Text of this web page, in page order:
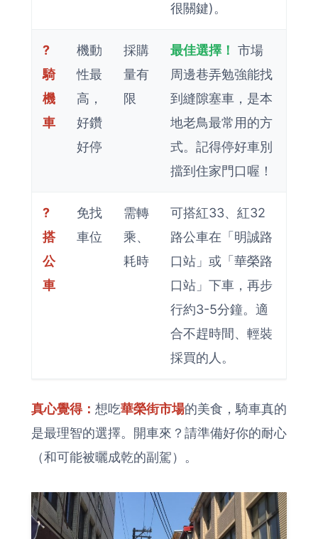
很關鍵)。
?
騎
機
車
機動
性最
高，
好鑽
好停
採購
量有
限
最佳選擇！ 市場
周邊巷弄勉強能找
到縫隙塞車，是本
地老鳥最常用的方
式。記得停好車別
擋到住家門口喔！
?
搭
公
車
免找
車位
需轉
乘、
耗時
可搭紅33、紅32
路公車在「明誠路
口站」或「華榮路
口站」下車，再步
行約3-5分鐘。適
合不趕時間、輕裝
採買的人。
真心覺得： 想吃華榮街市場的美食，騎車真的
是最理智的選擇。開車來？請準備好你的耐心
（和可能被曬成乾的副駕）。